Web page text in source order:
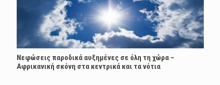
Νεφώσεις παροδικά αυξημένες σε όλη τη χώρα –
Αφρικανική σκόνη στα κεντρικά και τα νότια